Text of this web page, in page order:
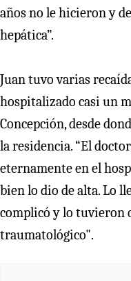
años no le hicieron y
hepática”.
Juan tuvo varias
hospitalizado casi un
Concepción, desde
la residencia. “El
eternamente en el
bien lo dio de alta. Lo
complicó y lo tuvieron
traumatológico".